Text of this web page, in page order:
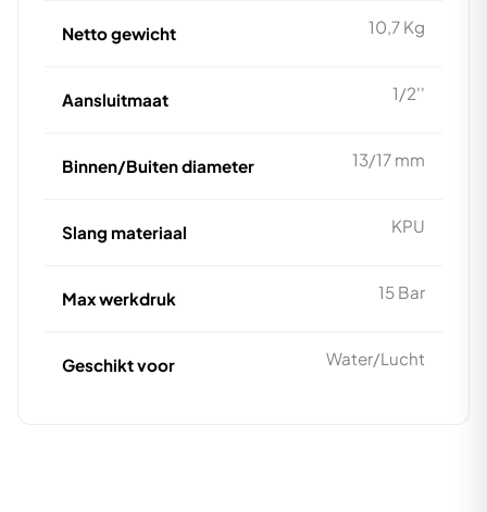
Netto gewicht 10,7 Kg
Aansluitmaat 1/2''
Binnen/Buiten diameter 13/17 mm
Slang materiaal KPU
Max werkdruk 15 Bar
Geschikt voor Water/Lucht